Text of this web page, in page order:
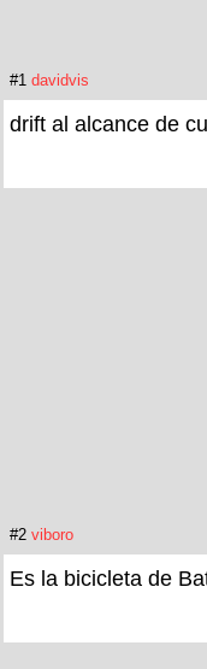
#1 davidvis
drift al alcance de
#2 viboro
Es la bicicleta de